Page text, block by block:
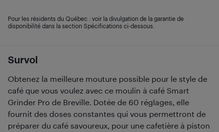
Survol
Obtenez la meilleure mouture possible pour le style de
café que vous voulez avec ce moulin à café Smart
Grinder Pro de Breville. Dotée de 60 réglages, elle
fournit des doses constantes qui vous permettront de
préparer du café savoureux, pour une cafetière à piston
Pour les résidents du Québec : voir la divulgation de la garantie de
disponibilité dans la section Spécifications ci-dessous.